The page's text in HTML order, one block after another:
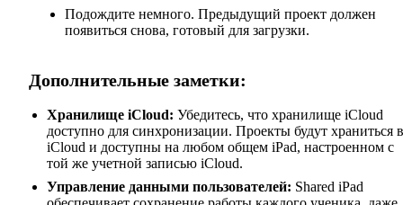
Подождите немного. Предыдущий проект должен
появиться снова, готовый для загрузки.
Дополнительные заметки:
Хранилище iCloud: Убедитесь, что хранилище iCloud
доступно для синхронизации. Проекты будут храниться в
iCloud и доступны на любом общем iPad, настроенном с
той же учетной записью iCloud.
Управление данными пользователей: Shared iPad